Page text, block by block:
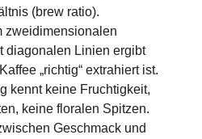
(brew ratio).
zweidimensionalen
diagonalen Linien ergibt
„richtig“ extrahiert ist.
kennt keine Fruchtigkeit,
keine floralen Spitzen.
Geschmack und